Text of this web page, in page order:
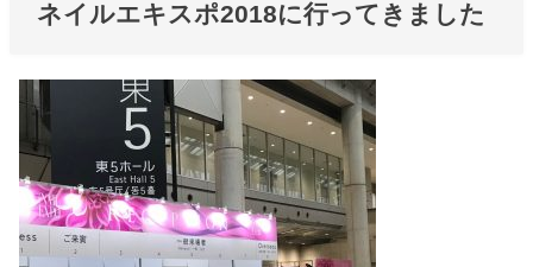
ネイルエキスポ2018に行ってきました